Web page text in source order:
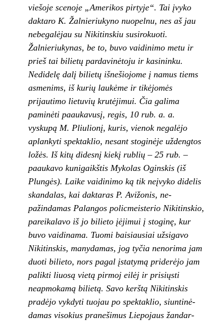
viešoje scenoje „Amerikos pirtyje“. Tai įvyko
daktaro K. Žalnieriukyno nuopelnu, nes aš jau
nebegalėjau su Nikitinskiu susirokuoti.
Žalnieriukynas, be to, buvo vaidinimo metu ir
prieš tai bilietų pardavi­nėtoju ir kasininku.
Nedidelę dalį bilietų išne­šiojome į namus tiems
asmenims, iš kurių lau­kėme ir tikėjomės
prijautimo lietuvių krutėjimui. Čia galima
paminėti paaukavusį, regis, 10 rub. a. a.
vyskupą M. Pliulionį, kuris, vienok nega­lėjo
aplankyti spektaklio, nesant stoginėje už­dengtos
ložės. Iš kitų didesnį kiekį rublių – 25 rub. –
paaukavo kunigaikštis Mykolas Ogins­kis (iš
Plungės). Laike vaidinimo ką tik neįvyko didelis
skandalas, kai daktaras P. Avižonis, ne­
pažindamas Palangos policmeisterio Nikitinskio,
pareikalavo iš jo bilieto įėjimui į stoginę, kur
buvo vaidinama. Tuomi baisiausiai užsiga­vo
Nikitinskis, manydamas, jog tyčia nenorima jam
duoti bilieto, nors pagal įstatymą priderėjo jam
palikti liuosą vietą pirmoj eilėj ir prisiųsti
neapmokamą bilietą. Savo kerštą Nikitinskis
pradėjo vykdyti tuojau po spektaklio, siuntinė-
damas visokius pranešimus Liepojaus žandar­